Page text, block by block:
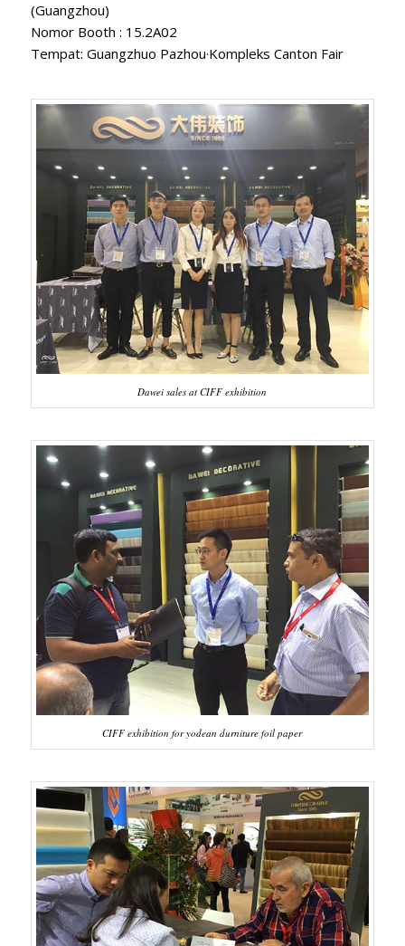
(Guangzhou)
Nomor Booth : 15.2A02
Tempat: Guangzhuo Pazhou·Kompleks Canton Fair
Dawei sales at CIFF exhibition
CIFF exhibition for yodean durniture foil paper